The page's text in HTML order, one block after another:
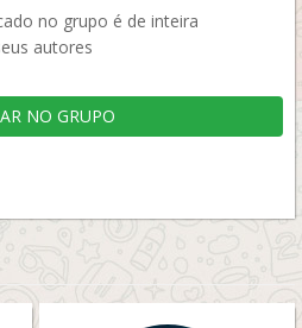
no grupo é de inteira
autores
NO GRUPO